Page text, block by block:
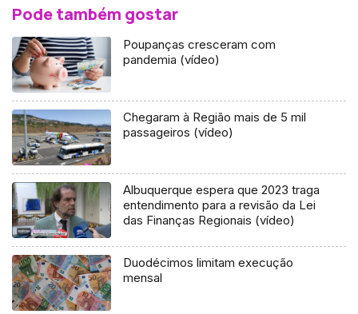
Pode também gostar
Poupanças cresceram com
pandemia (vídeo)
Chegaram à Região mais de 5 mil
passageiros (vídeo)
Albuquerque espera que 2023 traga
entendimento para a revisão da Lei
das Finanças Regionais (vídeo)
Duodécimos limitam execução
mensal